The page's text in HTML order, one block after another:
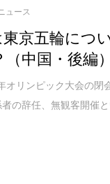
ュース
京五輪につ
中国・後編）
オリンピック大会の閉
の辞任、無観客開催